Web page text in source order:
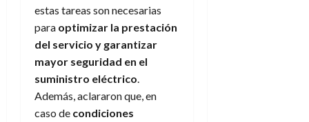
estas tareas son necesarias
para optimizar la prestación
del servicio y garantizar
mayor seguridad en el
suministro eléctrico.
Además, aclararon que, en
caso de condiciones